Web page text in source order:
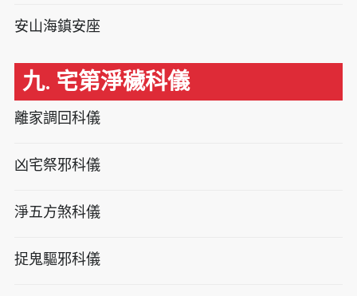
安山海鎮安座
九. 宅第淨穢科儀
離家調回科儀
凶宅祭邪科儀
淨五方煞科儀
捉鬼驅邪科儀